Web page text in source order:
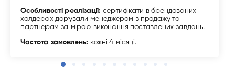
Особливості реалізації: сертифікати в брендованих
холдерах дарували менеджерам з продажу та
партнерам за мірою виконання поставлених завдань.
Частота замовлень: кожні 4 місяці.